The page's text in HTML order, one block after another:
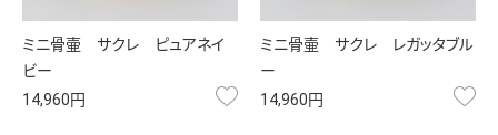
ミニ骨壷 サクレ ピュアネイ
ビー
14,960円
お気に入り
ミニ骨壷 サクレ レガッタブル
ー
14,960円